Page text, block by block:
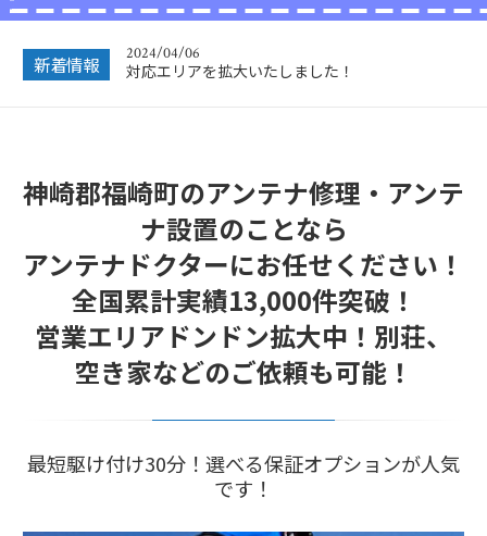
新着情報 対応エリアを拡大いたしました！
年末年始休暇につきまして
2022/07/04
フリーボイス（0120番号）への発信につきまし
て
2024/12/28
年末年始休業のお知らせ
神崎郡福崎町のアンテナ修理・アンテ
ナ設置のことなら
アンテナドクターにお任せください！
全国累計実績13,000件突破！
営業エリアドンドン拡大中！別荘、
空き家などのご依頼も可能！
最短駆け付け30分！選べる保証オプションが人気
です！